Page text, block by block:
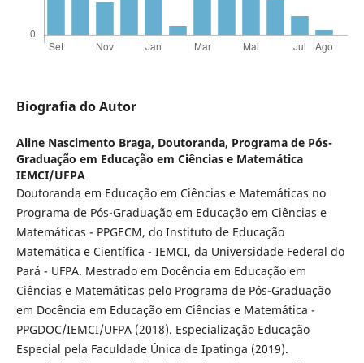
Biografia do Autor
Aline Nascimento Braga, Doutoranda, Programa de Pós-
Graduação em Educação em Ciências e Matemática
IEMCI/UFPA
Doutoranda em Educação em Ciências e Matemáticas no
Programa de Pós-Graduação em Educação em Ciências e
Matemáticas - PPGECM, do Instituto de Educação
Matemática e Científica - IEMCI, da Universidade Federal do
Pará - UFPA. Mestrado em Docência em Educação em
Ciências e Matemáticas pelo Programa de Pós-Graduação
em Docência em Educação em Ciências e Matemática -
PPGDOC/IEMCI/UFPA (2018). Especialização Educação
Especial pela Faculdade Única de Ipatinga (2019).